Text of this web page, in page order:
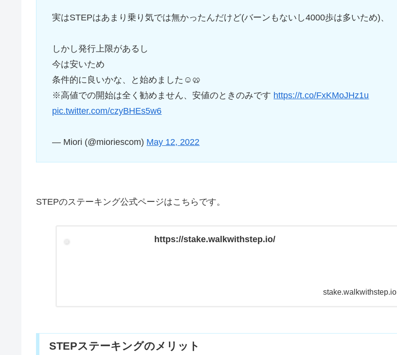
実はSTEPはあまり乗り気では無かったんだけど(バーンもないし4000歩は多いため)、
しかし発行上限があるし
今は安いため
条件的に良いかな、と始めました☺️🥨
※高値での開始は全く勧めません、安値のときのみです https://t.co/FxKMoJHz1u
pic.twitter.com/czyBHEs5w6
— Miori (@mioriescom) May 12, 2022
STEPのステーキング公式ページはこちらです。
https://stake.walkwithstep.io/
stake.walkwithstep.io
STEPステーキングのメリット